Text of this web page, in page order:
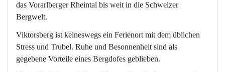
das Vorarlberger Rheintal bis weit in die Schweizer
Bergwelt.
Viktorsberg ist keineswegs ein Ferienort mit dem üblichen
Stress und Trubel. Ruhe und Besonnenheit sind als
gegebene Vorteile eines Bergdofes geblieben.